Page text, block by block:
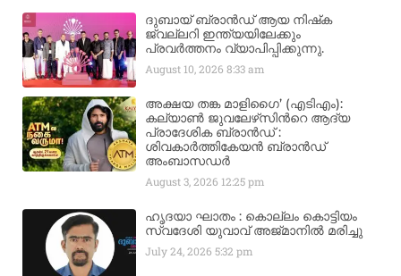
ദുബായ് ബ്രാൻഡ് ആയ നിഷ്‌ക
ജ്വല്ലറി ഇന്ത്യയിലേക്കും
പ്രവർത്തനം വ്യാപിപ്പിക്കുന്നു.
August 10, 20268:33 am
അക്ഷയ തങ്ക മാളിഗൈ’ (എടിഎം):
കല്യാണ്‍ ജുവലേഴ്‌സിന്‍റെ ആദ്യ
പ്രാദേശിക ബ്രാന്‍ഡ് :
ശിവകാര്‍ത്തികേയന്‍ ബ്രാന്‍ഡ്
അംബാസഡര്‍
August 3, 2026 12:25 pm
ഹൃദയാ ഘാതം : കൊല്ലം കൊട്ടിയം
സ്വദേശി യുവാവ് അജ്മാനിൽ മരിച്ചു
July 24, 20265:32 pm